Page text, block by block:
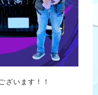
ざいます！！